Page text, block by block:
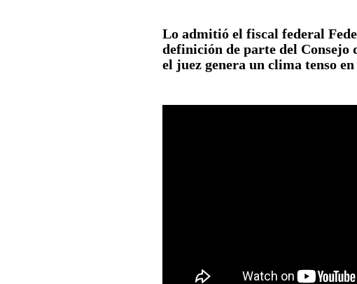
Lo admitió el fiscal federal
definición de parte del Consejo
el juez genera un clima tenso